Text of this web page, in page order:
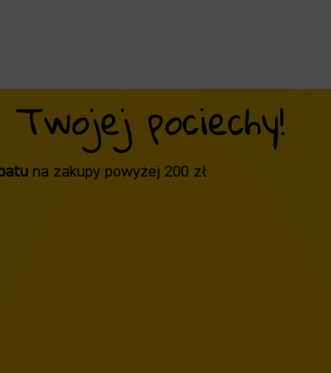
pociechy!
na zakupy powyżej 200 zł